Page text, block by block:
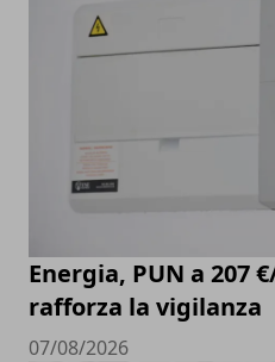
Energia, PUN a 207
rafforza la vigilanza
07/08/2026